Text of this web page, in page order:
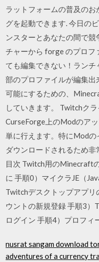
ラットフォームの普及の
グを起動できます. 今日の
ンスターとあなたの間で
チャーから forge のプロフ
ても編集できない！ラン
部のプロファイルが編集
可能にするための、
していきます。 Twitchク
CurseForge上のModのア
単に行えます。特にMod
ダウンロードされるため
目次 Twitch用のMinecraft
に 手順0）マイクラJE（
Twitchデスクトップアプ
ウントの新規登録 手順3）
ログイン 手順4）プロフィ
nusrat sangam download
adventures of a currency